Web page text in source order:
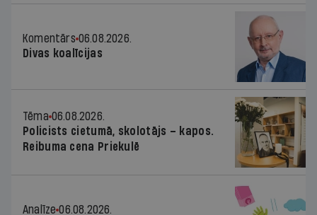
Komentārs 06.08.2026.
Divas koalīcijas
Tēma 06.08.2026.
Policists cietumā, skolotājs – kapos.
Reibuma cena Priekulē
Analīze 06.08.2026.